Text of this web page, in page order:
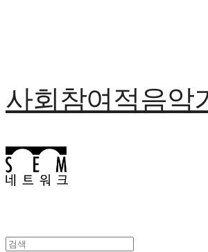
사회참여적음악